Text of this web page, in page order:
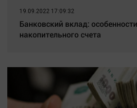
19.09.2022 17:09:32
Банковский вклад:
накопительного счета